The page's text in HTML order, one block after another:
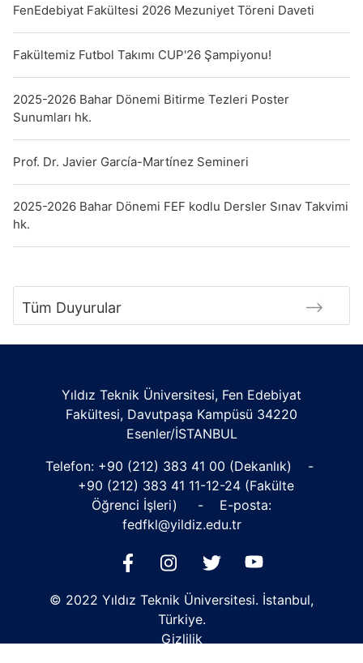
FenEdebiyat Fakültesi 2026 Mezuniyet Töreni Daveti
Fakültemiz Futbol Takımı CUP'26 Şampiyonu!
2025-2026 Bahar Dönemi Bitirme Tezleri Poster
Sunumları hk.
Prof. Dr. Javier García-Martínez Semineri
2025-2026 Bahar Dönemi FEF kodlu Dersler Sınav Takvimi
hk.
Tüm Duyurular
Yıldız Teknik Üniversitesi, Fen Edebiyat
Fakültesi, Davutpaşa Kampüsü 34220
Esenler/İSTANBUL
Telefon: +90 (212) 383 41 00 (Dekanlık) -
+90 (212) 383 41 11-12-24 (Fakülte
Öğrenci İşleri) - E-posta:
fedfkl@yildiz.edu.tr
© 2022 Yıldız Teknik Üniversitesi. İstanbul,
Türkiye.
Gizlilik